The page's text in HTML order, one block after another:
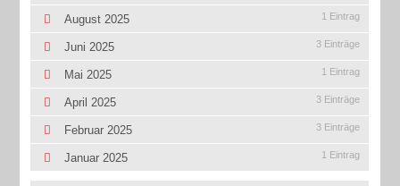
August 2025 1 Eintrag
Juni 2025 3 Einträge
Mai 2025 1 Eintrag
April 2025 3 Einträge
Februar 2025 3 Einträge
Januar 2025 1 Eintrag